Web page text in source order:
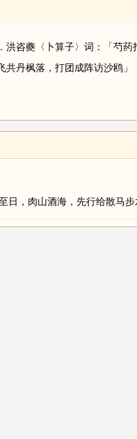
洪咨夔〈卜算子〉词：「芍
共丹枫落，打团成阵访沙鸥」
日，肉山酒海，先行给散马